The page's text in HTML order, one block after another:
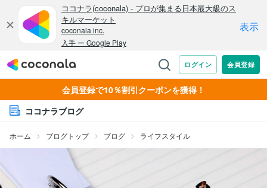
会員登録で10％割引クーポンを獲得！
ココナラブログ
ホーム ブログトップ ブログ ライフスタイル